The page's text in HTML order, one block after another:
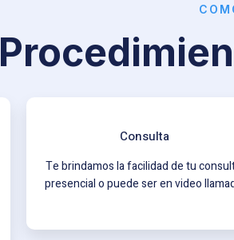
Consulta
Te brindamos la facilidad de tu
presencial o puede ser en video